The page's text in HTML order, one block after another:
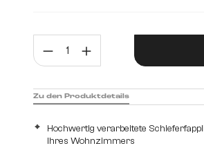
Produkt
Hochwertig verarbeitete
Ihres Wohnzimmers
Zu den Produktdetails